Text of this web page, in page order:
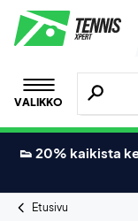
VALIKKO
Hae
👟 20% kaikista
Etusivu